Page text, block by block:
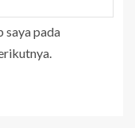
saya pada